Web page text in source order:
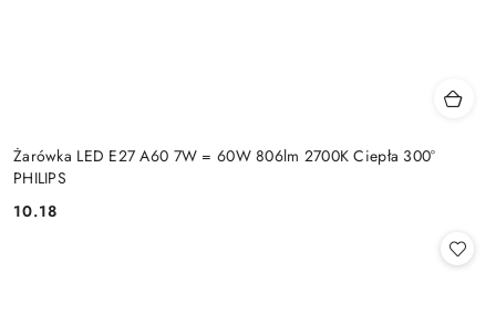
Żarówka LED E27 A60 7W = 60W 806lm 2700K Ciepła 300°
PHILIPS
Cena:
10.18